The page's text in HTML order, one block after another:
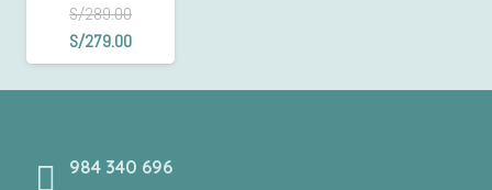
S/289.00
El
precio
original
S/279.00El
precio
actual
984 340 696